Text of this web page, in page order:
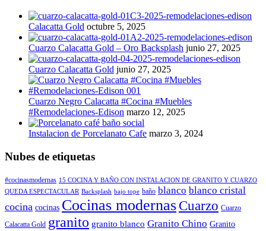
Calacatta Gold octubre 5, 2025
Cuarzo Calacatta Gold – Oro Backsplash junio 27, 2025
Cuarzo Calacatta Gold junio 27, 2025
Cuarzo Negro Calacatta #Cocina #Muebles
#Remodelaciones-Edison marzo 12, 2025
Instalacion de Porcelanato Cafe marzo 3, 2024
Nubes de etiquetas
#cocinasmodernas 15 COCINA Y BAÑO CON INSTALACION DE GRANITO Y CUARZO
QUEDA ESPECTACULAR Backsplash bajo tope baño blanco blanco cristal
cocina cocinas Cocinas modernas Cuarzo Cuarzo
Calacatta Gold granito granito blanco Granito Chino Granito